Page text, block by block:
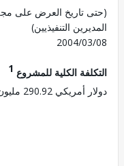
تاريخ العرض على مجلس
التنفيذيين)
2004/
الكلية للمشروع1
290.92 مليون